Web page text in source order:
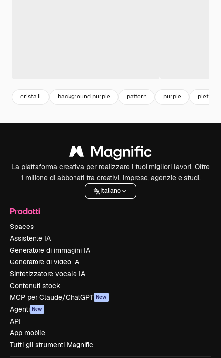
cristalli background purple pattern purple pietra
La piattaforma creativa per realizzare i tuoi migliori lavori. Oltre
1 milione di abbonati tra creativi, imprese, agenzie e studi.
Italiano
Prodotti
Spaces
Assistente IA
Generatore di immagini IA
Generatore di video IA
Sintetizzatore vocale IA
Contenuti stock
MCP per Claude/ChatGPT New
Agenti New
API
App mobile
Tutti gli strumenti Magnific